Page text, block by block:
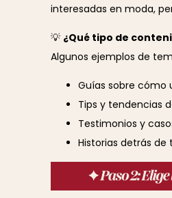
interesadas en moda,
💡 ¿Qué tipo de
Algunos ejemplos de
Guías sobre cómo
Tips y tendencias
Testimonios y
Historias detrás de